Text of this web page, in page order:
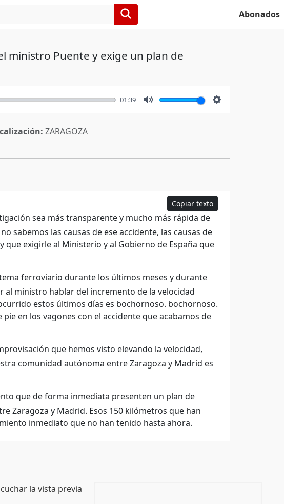
Abonados
ministro Puente y exige un plan de
01:39
ZARAGOZA
Copiar texto
sea más transparente y mucho más rápida de
sabemos las causas de ese accidente, las causas de
que exigirle al Ministerio y al Gobierno de España que
ferroviario durante los últimos meses y durante
ministro hablar del incremento de la velocidad
estos últimos días es bochornoso. bochornoso.
en los vagones con el accidente que acabamos de
que hemos visto elevando la velocidad,
comunidad autónoma entre Zaragoza y Madrid es
que de forma inmediata presenten un plan de
Zaragoza y Madrid. Esos 150 kilómetros que han
inmediato que no han tenido hasta ahora.